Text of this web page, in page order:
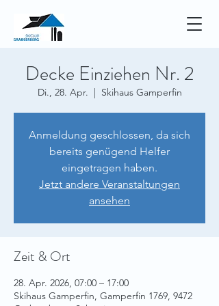
Decke Einziehen Nr. 2
Di., 28. Apr.
  |
Skihaus Gamperfin
Anmeldung geschlossen, da sich
bereits genügend Helfer
eingetragen haben.
Jetzt andere Veranstaltungen
ansehen
Zeit & Ort
28. Apr. 2026, 07:00 – 17:00
Skihaus Gamperfin, Gamperfin 1769, 9472